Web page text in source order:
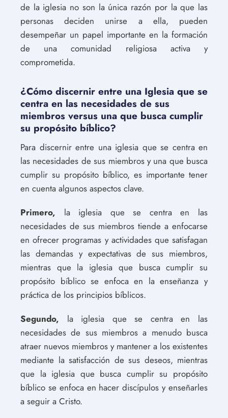
de la iglesia no son la única razón por la que las
personas deciden unirse a ella, pueden
desempeñar un papel importante en la formación
de una comunidad religiosa activa y
comprometida.
¿Cómo discernir entre una Iglesia que se
centra en las necesidades de sus
miembros versus una que busca cumplir
su propósito bíblico?
Para discernir entre una iglesia que se centra en
las necesidades de sus miembros y una que busca
cumplir su propósito bíblico, es importante tener
en cuenta algunos aspectos clave.
Primero, la iglesia que se centra en las
necesidades de sus miembros tiende a enfocarse
en ofrecer programas y actividades que satisfagan
las demandas y expectativas de sus miembros,
mientras que la iglesia que busca cumplir su
propósito bíblico se enfoca en la enseñanza y
práctica de los principios bíblicos.
Segundo, la iglesia que se centra en las
necesidades de sus miembros a menudo busca
atraer nuevos miembros y mantener a los existentes
mediante la satisfacción de sus deseos, mientras
que la iglesia que busca cumplir su propósito
bíblico se enfoca en hacer discípulos y enseñarles
a seguir a Cristo.